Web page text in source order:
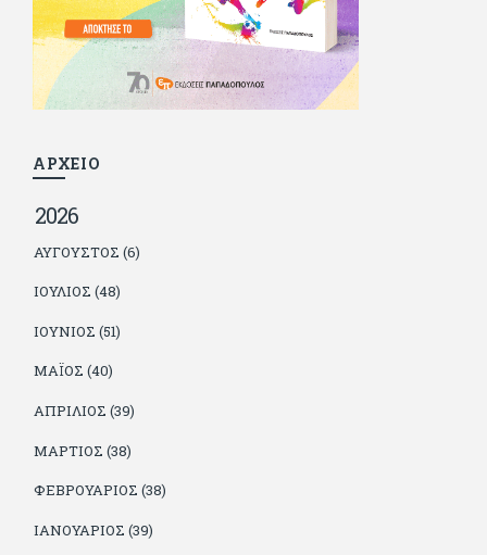
ποδόσφαιρο από τον ίδιο και θεωρεί τον εαυτό του τυχερό
γιατί είναι μέλος της γενιάς που απόλαυσε τους μεγαλύτερους
σε όλα τα σπορ. Δεν είναι παντρεμένος, αλλά θαυμάζει όσους
βρίσκουν το κουράγιο να το κάνουν. Αντίθετα από πολλούς
φίλους του δεν πληρώνει διατροφές. Ελπίζει ότι δεν έχει
παιδιά. Απειλεί ότι θα γράφει όσο υπάρχουν άνθρωποι που
ΑΡΧΕΙΟ
2026
ΑΎΓΟΥΣΤΟΣ (6)
ΙΟΎΛΙΟΣ (48)
ΙΟΎΝΙΟΣ (51)
ΜΆΙΟΣ (40)
ΑΠΡΊΛΙΟΣ (39)
ΜΆΡΤΙΟΣ (38)
ΦΕΒΡΟΥΆΡΙΟΣ (38)
ΙΑΝΟΥΆΡΙΟΣ (39)